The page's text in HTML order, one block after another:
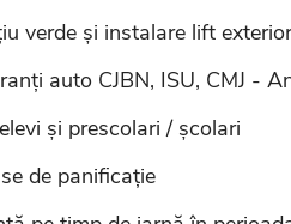
verde și instalare lift
auto CJBN, ISU, CMJ -
și prescolari / școlari
de panificație